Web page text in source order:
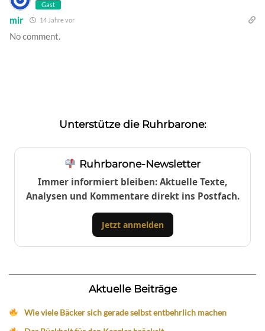
Gast
mir 14 Jahre vor
No comment.
Unterstütze die Ruhrbarone:
Ruhrbarone-Newsletter
Immer informiert bleiben: Aktuelle Texte,
Analysen und Kommentare direkt ins Postfach.
Jetzt anmelden
Aktuelle Beiträge
Wie viele Bäcker sich gerade selbst entbehrlich machen